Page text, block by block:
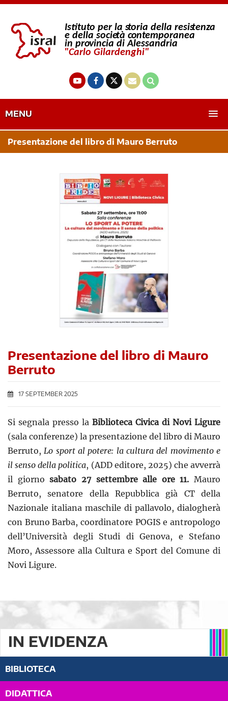
MENU
Presentazione del libro di Mauro Berruto
Presentazione del libro di Mauro
Berruto
17 SEPTEMBER 2025
Si segnala presso la Biblioteca Civica di Novi Ligure
(sala conferenze) la presentazione del libro di Mauro
Berruto,Lo sport al potere: la cultura del movimento e
il senso della politica, (ADD editore, 2025) che avverrà
il giornosabato 27 settembre alle ore 11. Mauro
Berruto, senatore della Repubblica già CT della
Nazionale italiana maschile di pallavolo, dialogherà
con Bruno Barba, coordinatore POGIS e antropologo
dell’Università degli Studi di Genova, e Stefano
Moro, Assessore alla Cultura e Sport del Comune di
Novi Ligure.
IN EVIDENZA
BIBLIOTECA
DIDATTICA